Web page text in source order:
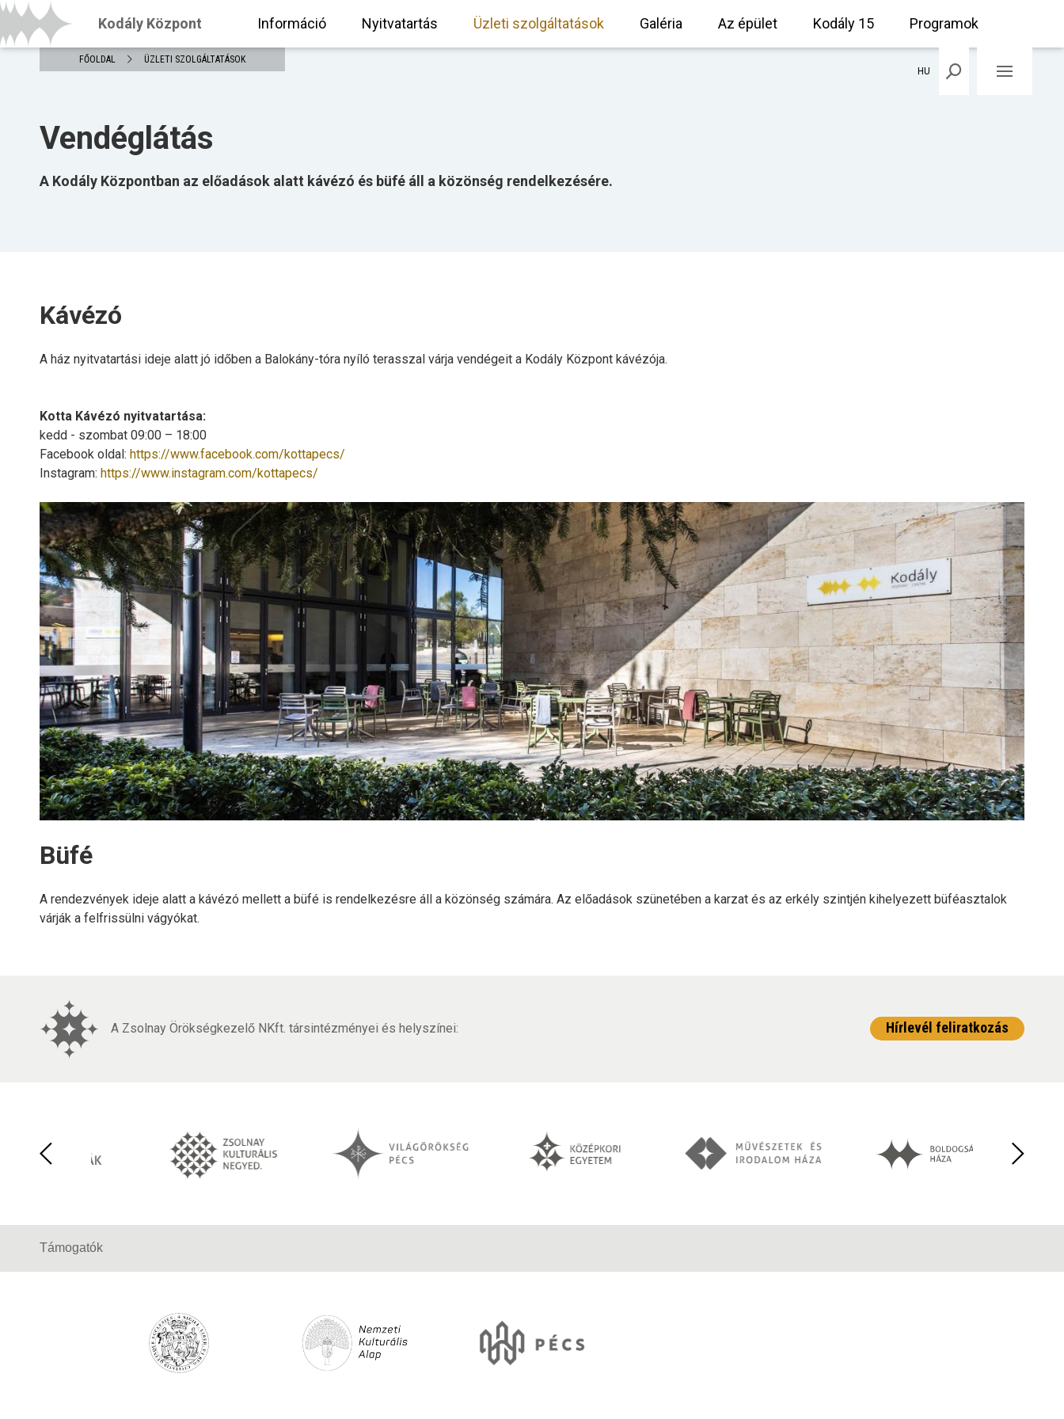
Kodály Központ Információ Nyitvatartás Üzleti szolgáltatások Galéria Az épület Kodály 15 Programok
HU
FŐOLDAL ÜZLETI SZOLGÁLTATÁSOK
Vendéglátás
A Kodály Központban az előadások alatt kávézó és büfé áll a közönség rendelkezésére.
Kávézó
A ház nyitvatartási ideje alatt jó időben a Balokány-tóra nyíló terasszal várja vendégeit a Kodály Központ kávézója.
Kotta Kávézó nyitvatartása:
kedd - szombat 09:00 – 18:00
Facebook oldal: https://www.facebook.com/kottapecs/
Instagram: https://www.instagram.com/kottapecs/
Büfé
A rendezvények ideje alatt a kávézó mellett a büfé is rendelkezésre áll a közönség számára. Az előadások szünetében a karzat és az erkély szintjén kihelyezett büféasztalok
várják a felfrissülni vágyókat.
Hírlevél feliratkozás
A Zsolnay Örökségkezelő NKft. társintézményei és helyszínei:
Támogatók